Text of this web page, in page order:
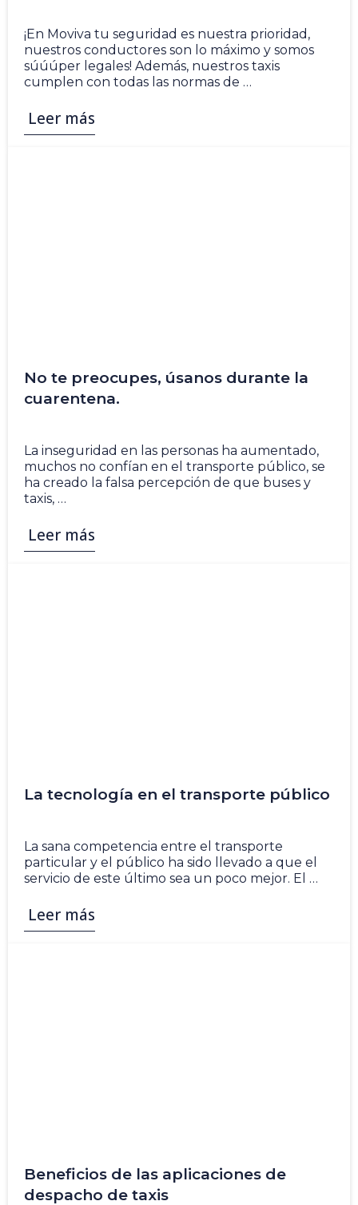
¡En Moviva tu seguridad es nuestra prioridad,
nuestros conductores son lo máximo y somos
súúúper legales! Además, nuestros taxis
cumplen con todas las normas de …
Leer más
No te preocupes, úsanos durante la
cuarentena.
La inseguridad en las personas ha aumentado,
muchos no confían en el transporte público, se
ha creado la falsa percepción de que buses y
taxis, …
Leer más
La tecnología en el transporte público
La sana competencia entre el transporte
particular y el público ha sido llevado a que el
servicio de este último sea un poco mejor. El …
Leer más
Beneficios de las aplicaciones de
despacho de taxis